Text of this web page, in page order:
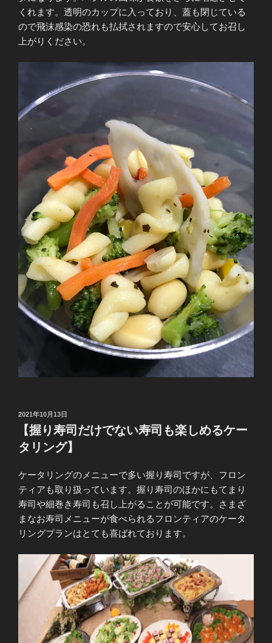
くれます。透明のカップに入っており、蓋も閉じている
ので飛沫感染の恐れも払拭されますので安心してお召し
上がりください。
投
日:
2021年10月13日
【握り寿司だけでない寿司も楽しめるケー
タリング】
ケータリングのメニューで多い握り寿司ですが、フロン
ティアも取り扱っています。握り寿司のほかにもてまり
寿司や細巻き寿司も召し上がることが可能です。さまざ
まなお寿司メニューが食べられるフロンティアのケータ
リングプランはとても喜ばれております。